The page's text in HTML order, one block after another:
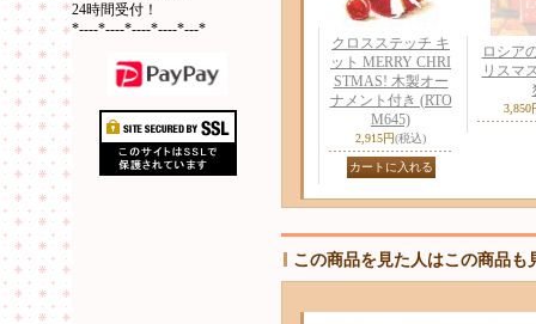
24時間受付！
*----*----*----*----*---*
クロスステッチ キ
ット MERRY CHRI
STMAS! 木製オー
ナメント付き (RTO
M645)
2,915円(税込)
ロシア
リスマ
3,850
この商品を見た人はこの商品も